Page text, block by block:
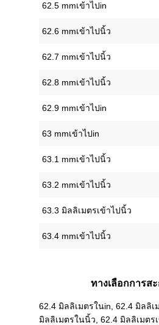
62.5 mmเข้าไปin
62.6 mmเข้าไปนิ้ว
62.7 mmเข้าไปนิ้ว
62.8 mmเข้าไปนิ้ว
62.9 mmเข้าไปin
63 mmเข้าไปin
63.1 mmเข้าไปนิ้ว
63.2 mmเข้าไปนิ้ว
63.3 มิลลิเมตรเข้าไปนิ้ว
63.4 mmเข้าไปนิ้ว
ทางเลือกการส
62.4 มิลลิเมตรในin, 62.4 มิลลิเ
มิลลิเมตรในนิ้ว, 62.4 มิลลิเมตร